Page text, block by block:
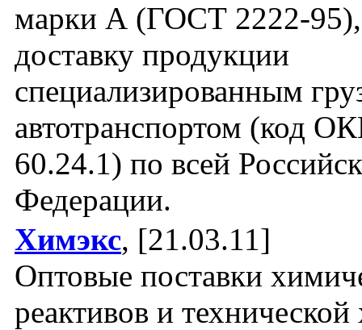
марки А (ГОСТ 2222-95),
доставку продукции
специализированным
автотранспортом (код
60.24.1) по всей
Федерации.
Химэкс, [21.03.11]
Оптовые поставки
реактивов и